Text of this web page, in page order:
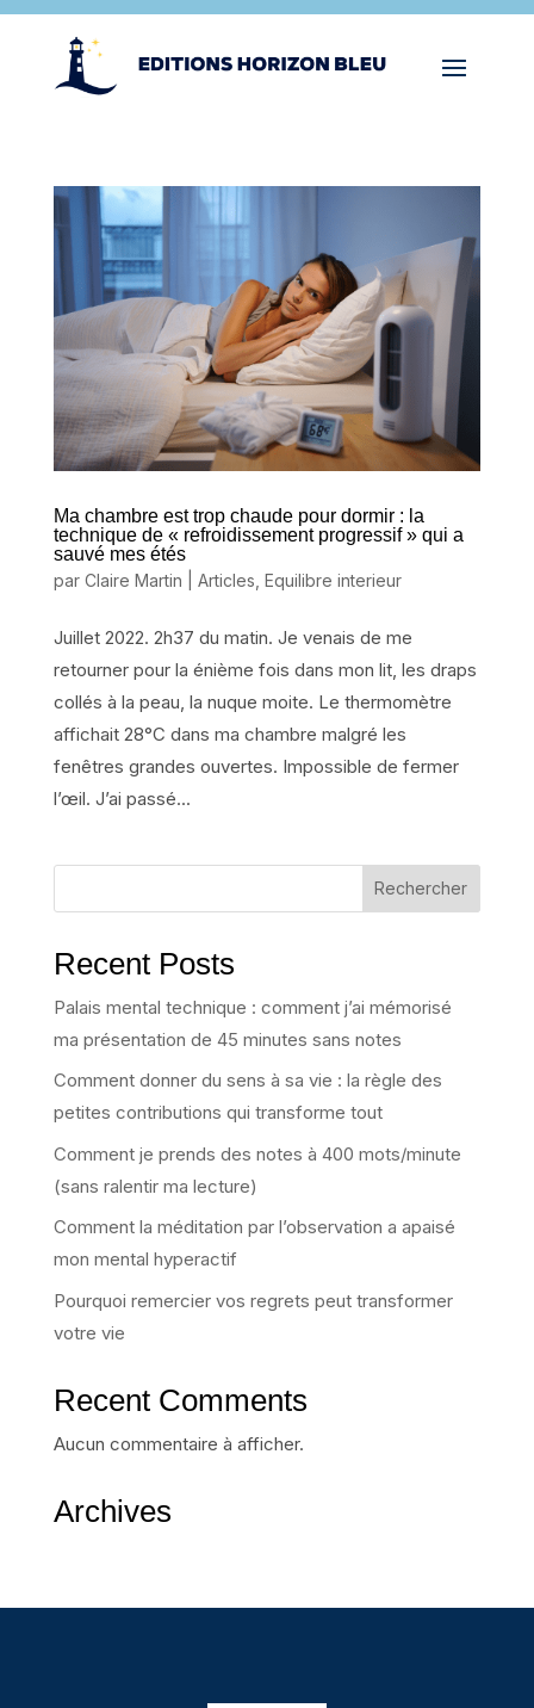
Ma chambre est trop chaude pour dormir : la
technique de « refroidissement progressif » qui a
sauvé mes étés
par Claire Martin Articles Equilibre interieur
Juillet 2022. 2h37 du matin. Je venais de me
retourner pour la énième fois dans mon lit, les draps
collés à la peau, la nuque moite. Le thermomètre
affichait 28°C dans ma chambre malgré les
fenêtres grandes ouvertes. Impossible de fermer
l’œil. J’ai passé...
Rechercher
Recent Posts
Palais mental technique : comment j’ai mémorisé
ma présentation de 45 minutes sans notes
Comment donner du sens à sa vie : la règle des
petites contributions qui transforme tout
Comment je prends des notes à 400 mots/minute
(sans ralentir ma lecture)
Comment la méditation par l’observation a apaisé
mon mental hyperactif
Pourquoi remercier vos regrets peut transformer
votre vie
Recent Comments
Aucun commentaire à afficher.
Archives